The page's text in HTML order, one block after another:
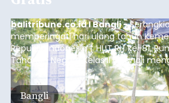
balitribune.co.id I Bangli -
memperingati hari ulang tahun
Republik Indonesia ( HUT RI) ke-81,
Tahanan Negara Kelas II B Bangli
kegiatan pemeriksaan kesehatan
(6/8/2026).
Bangli